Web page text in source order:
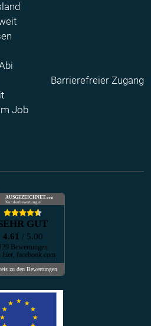
Job
Barrierefreier Zugang
AUSGEZEICHNET.org
Kundenbewertungen
GUT
4.61 / 5.00
Bewertungen
hier, facebook.com
zu den Bewertungen